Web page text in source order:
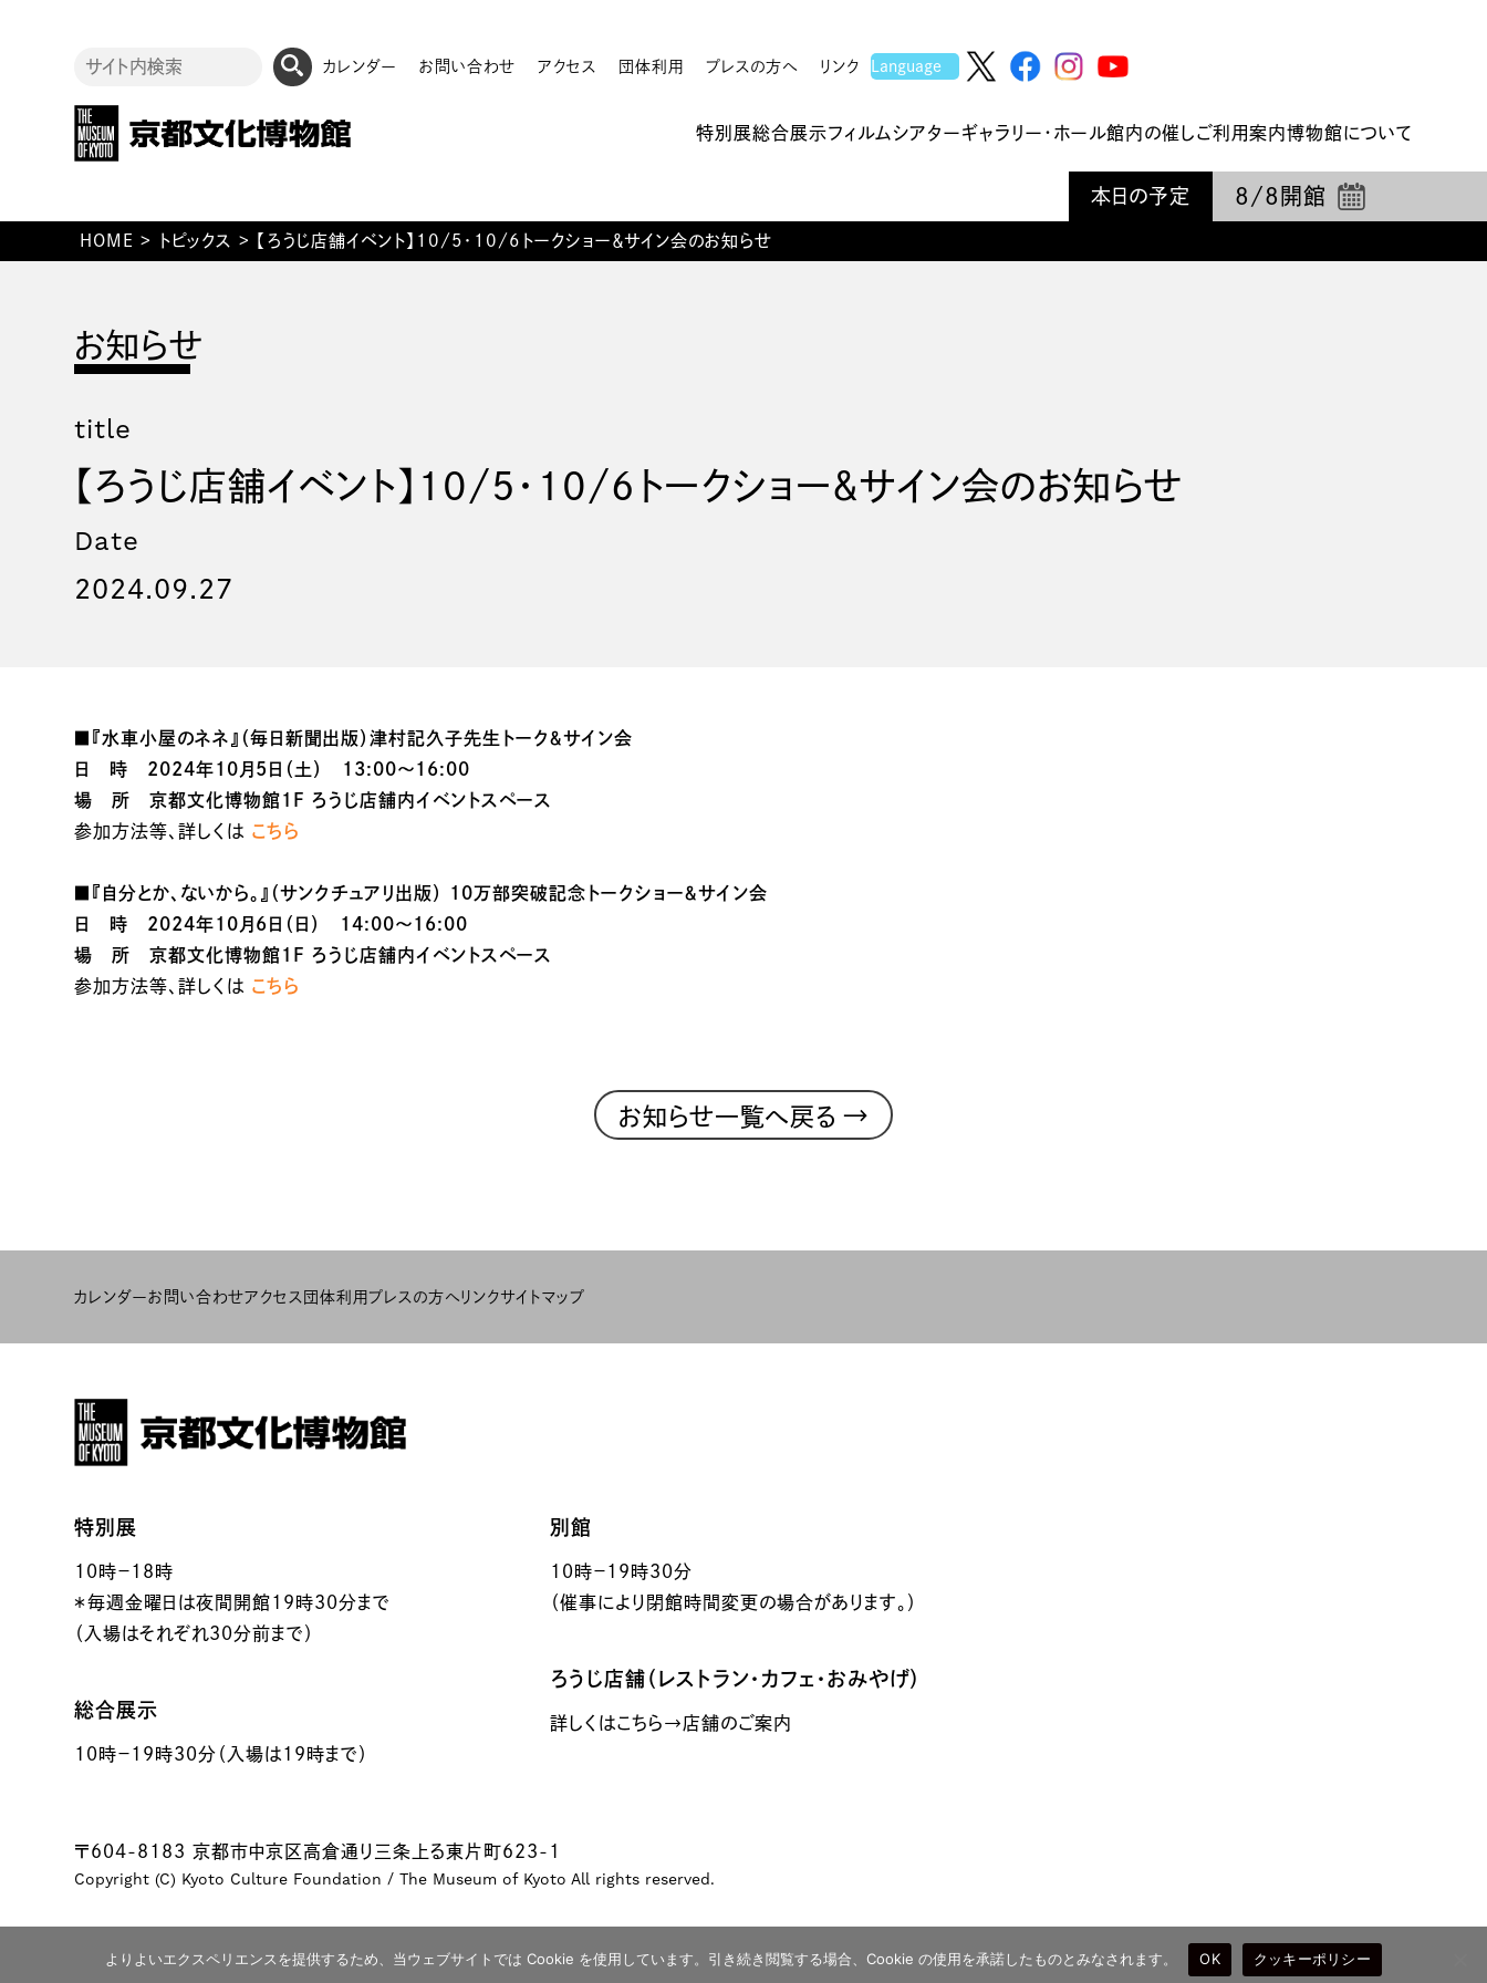
カレンダー お問い合わせ アクセス 団体利用 プレスの方へ リンク
特別展総合展示フィルムシアターギャラリー・ホール館内の催しご利用案内博物館について
本日の予定 8/8 開館
HOME > トピックス > 【ろうじ店舗イベント】10/5・10/6トークショー＆サイン会のお知らせ
title
【ろうじ店舗イベント】10/5・10/6トークショー＆サイン会のお知らせ
Date
2024.09.27
■『水車小屋のネネ』（毎日新聞出版）津村記久子先生トーク＆サイン会
日 時 2024年10月5日（土） 13:00～16:00
場 所 京都文化博物館１F ろうじ店舗内イベントスペース
参加方法等、詳しくは こちら
■『自分とか、ないから。』（サンクチュアリ出版） 10万部突破記念トークショー＆サイン会
日 時 2024年10月6日（日） 14:00～16:00
場 所 京都文化博物館１F ろうじ店舗内イベントスペース
参加方法等、詳しくは こちら
お知らせ一覧へ戻る →
よりよいエクスペリエンスを提供するため、当ウェブサイトでは Cookie を使用しています。引き続き閲覧する場合、Cookie の使用を承諾したものとみなされます。 OK クッキーポリシー
カレンダーお問い合わせアクセス 団体利用 プレスの方へリンクサイトマップ
特別展
10時－18時
＊毎週金曜日は夜間開館19時30分まで
（入場はそれぞれ30分前まで）
総合展示
10時－19時30分（入場は19時まで）
別館
10時－19時30分
（催事により閉館時間変更の場合があります。）
ろうじ店舗（レストラン・カフェ・おみやげ）
詳しくはこちら→店舗のご案内
〒604-8183 京都市中京区高倉通り三条上る東片町623-1
Copyright (C) Kyoto Culture Foundation / The Museum of Kyoto All rights reserved.